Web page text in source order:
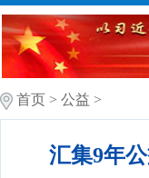
首页 > 公益 >
汇集9年